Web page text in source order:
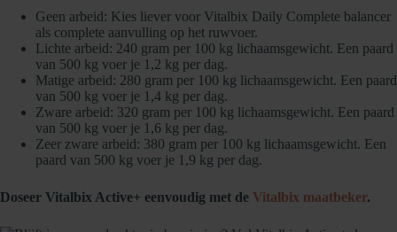
Geen arbeid: Kies liever voor Vitalbix Daily Complete balancer
als complete aanvulling op het ruwvoer.
Lichte arbeid: 240 gram per 100 kg lichaamsgewicht. Een paard
van 500 kg voer je 1,2 kg per dag.
Matige arbeid: 280 gram per 100 kg lichaamsgewicht. Een paard
van 500 kg voer je 1,4 kg per dag.
Zware arbeid: 320 gram per 100 kg lichaamsgewicht. Een paard
van 500 kg voer je 1,6 kg per dag.
Zeer zware arbeid: 380 gram per 100 kg lichaamsgewicht. Een
paard van 500 kg voer je 1,9 kg per dag.
Doseer Vitalbix Active+ eenvoudig met de Vitalbix maatbeker.